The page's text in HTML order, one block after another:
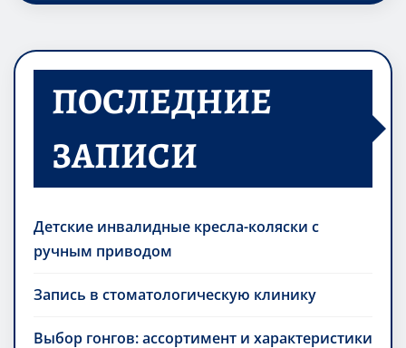
ПОСЛЕДНИЕ
ЗАПИСИ
Детские инвалидные кресла-коляски с
ручным приводом
Запись в стоматологическую клинику
Выбор гонгов: ассортимент и характеристики